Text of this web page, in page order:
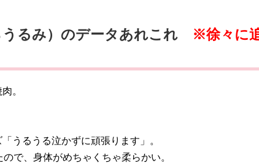
うるみ）のデータあれこれ
※徐々に
。
うるうる泣かずに頑張ります」。
で、身体がめちゃくちゃ柔らかい。